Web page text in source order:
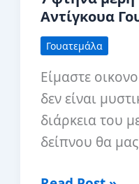
Γουατεμάλα
Αντίγκουα
Γουατεμάλα
Είμαστε
δεν είναι
διάρκεια του
δείπνου θα